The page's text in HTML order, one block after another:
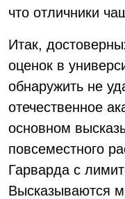
что отличники
Итак,
оценок в
обнаружить не
отечественное
основном
повсеместного
Гарварда с
Высказываются